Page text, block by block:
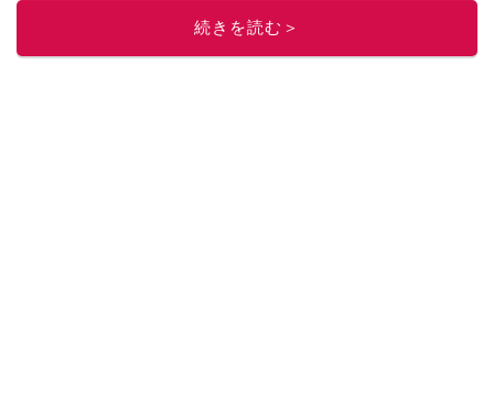
レビューしています。毎日トレンド情報をお届けしているので、ぜひ
してください！続きを読む＞